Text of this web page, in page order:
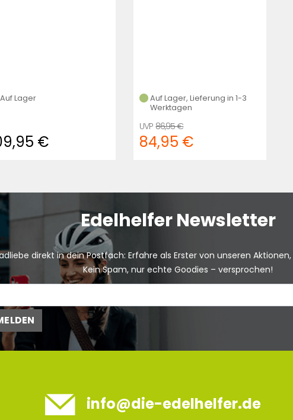
Auf Lager
€
Auf Lager, Lieferung in 1-3
Werktagen
86,95 €
84,95 €
Edelhelfer Newsletter
direkt in dein Postfach: Erfahre als Erster von unseren
Kein Spam, nur echte Goodies – versprochen!
info@die-edelhelfer.de